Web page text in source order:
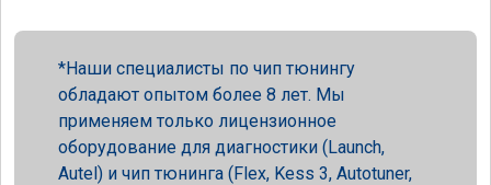
Наши специалисты по чип тюнингу
обладают опытом более 8 лет. Мы
применяем только лицензионное
оборудование для диагностики (Launch,
Autel) и чип тюнинга (Flex, Kess 3, Autotuner,